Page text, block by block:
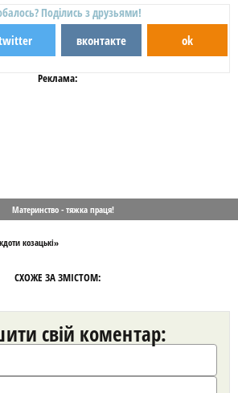
Поділись з друзьями!
вконтакте ok
Реклама:
Материнство - тяжка праця!
козацькі»
СХОЖЕ ЗА ЗМІСТОМ:
свій коментар: